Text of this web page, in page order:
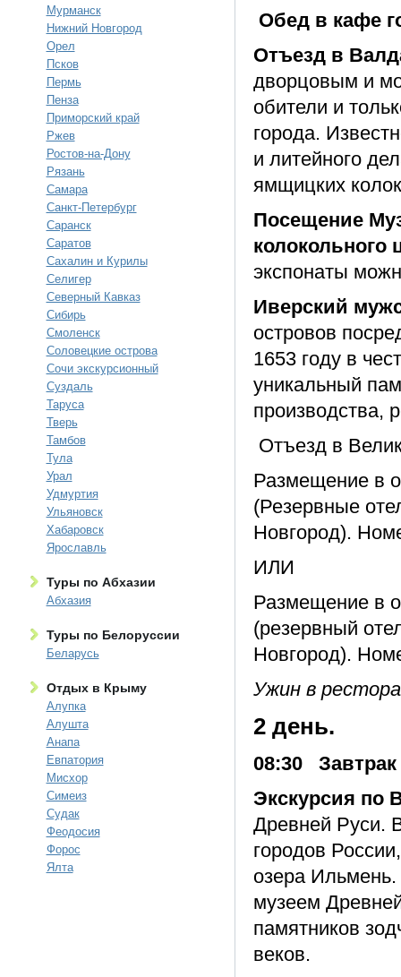
Мурманск
Нижний Новгород
Орел
Псков
Пермь
Пенза
Приморский край
Ржев
Ростов-на-Дону
Рязань
Самара
Санкт-Петербург
Саранск
Саратов
Сахалин и Курилы
Селигер
Северный Кавказ
Сибирь
Смоленск
Соловецкие острова
Сочи экскурсионный
Суздаль
Таруса
Тверь
Тамбов
Тула
Урал
Удмуртия
Ульяновск
Хабаровск
Ярославль
Туры по Абхазии
Абхазия
Туры по Белоруссии
Беларусь
Отдых в Крыму
Алупка
Алушта
Анапа
Евпатория
Мисхор
Симеиз
Судак
Феодосия
Форос
Ялта
Обед в кафе
Отъезд в
дворцовым и
обители и
города.
и литейного
ямщицких
Посещение
колокольного
экспонаты
Иверский
островов
1653 году в
уникальный
производства,
Отъезд в
Размещение в
(Резервные
Новгород).
ИЛИ
Размещение в
(резервный
Новгород).
Ужин в
2 день.
08:30 Завтрак
Экскурсия по
Древней Руси.
городов
озера
музеем
памятников
веков.